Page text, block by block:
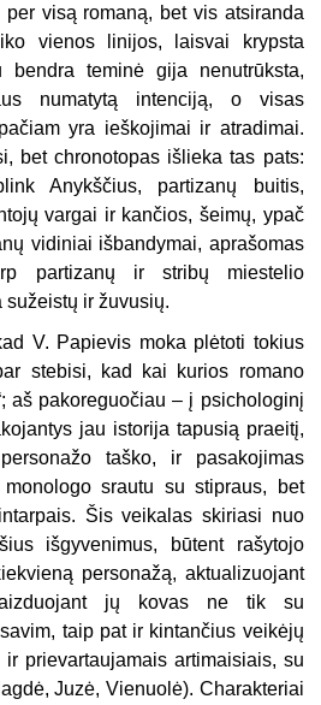
visą romaną, bet vis atsiranda
vienos linijos, laisvai krypsta
teminė gija nenutrūksta,
numatytą intenciją, o visas
yra ieškojimai ir atradimai.
bet chronotopas išlieka tas pats:
Anykščius, partizanų buitis,
vargai ir kančios, šeimų, ypač
vidiniai išbandymai, aprašomas
partizanų ir stribų miestelio
ir žuvusių.
V. Papievis moka plėtoti tokius
stebisi, kad kai kurios romano
aš pakoreguočiau – į psichologinį
jau istorija tapusią praeitį,
taško, ir pasakojimas
srautu su stipraus, bet
Šis veikalas skiriasi nuo
išgyvenimus, būtent rašytojo
personažą, aktualizuojant
jų kovas ne tik su
taip pat ir kintančius veikėjų
prievartaujamais artimaisiais, su
Juzė, Vienuolė). Charakteriai